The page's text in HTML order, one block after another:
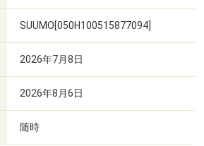
SUUMO[050H100515877094]
2026年7月8日
2026年8月6日
随時